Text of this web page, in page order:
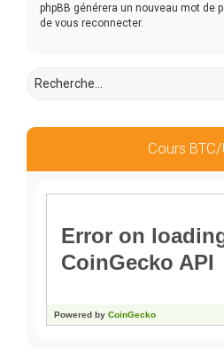
phpBB générera un nouveau mot de
de vous reconnecter.
Cours BTC/